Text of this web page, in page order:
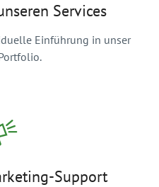
Services
Einführung in unser
Support